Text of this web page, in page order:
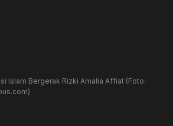
Islam Bergerak Rizki Amalia Affiat (Foto: